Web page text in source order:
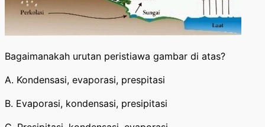
Bagaimanakah urutan peristiawa gambar di atas?
A. Kondensasi, evaporasi, prespitasi
B. Evaporasi, kondensasi, presipitasi